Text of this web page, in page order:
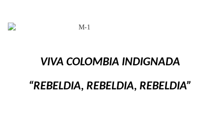
VIVA COLOMBIA INDIGNADA
“REBELDIA, REBELDIA, REBELDIA”